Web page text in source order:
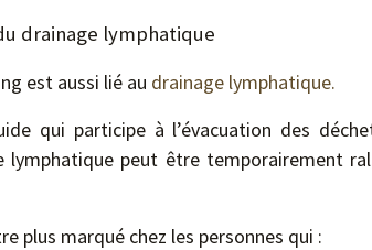
drainage lymphatique
est aussi lié au drainage lymphatique.
qui participe à l’évacuation des
lymphatique peut être temporairement
plus marqué chez les personnes qui :